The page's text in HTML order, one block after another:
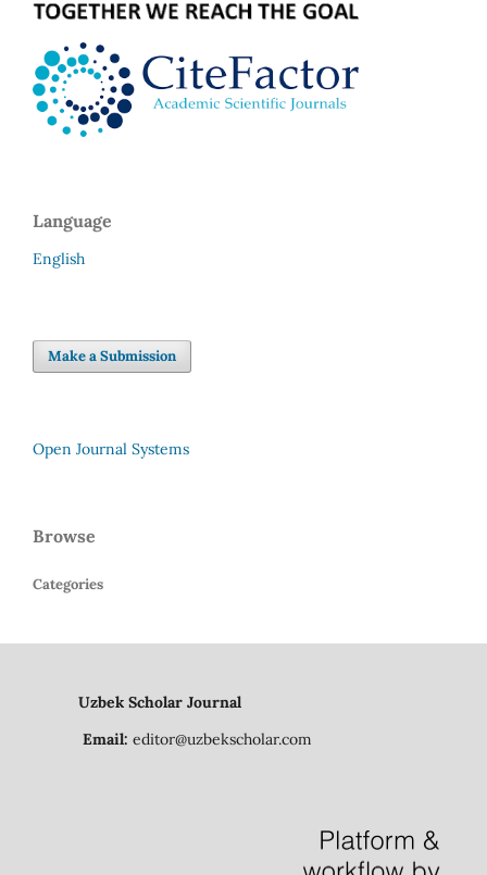
Language
English
Make a Submission
Open Journal Systems
Browse
Categories
Uzbek Scholar Journal
Email: editor@uzbekscholar.com